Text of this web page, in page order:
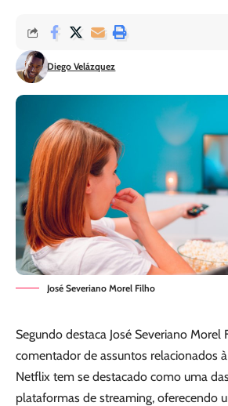
Diego Velázquez
José Severiano Morel Filho
Segundo destaca José Severiano Morel
comentador de assuntos relacionados
Netflix tem se destacado como uma
plataformas de streaming, oferecendo